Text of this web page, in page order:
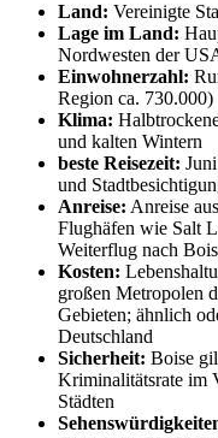
Land: Vereinigte
Lage im Land:
Nordwesten der
Einwohnerzahl:
Region ca. 730.000)
Klima:
und kalten Wintern
beste Reisezeit:
und
Anreise: Anreise
Flughäfen wie Salt
Weiterflug nach
Kosten:
großen Metropolen
Gebieten; ähnlich
Deutschland
Sicherheit: Boise
Kriminalitätsrate im
Städten